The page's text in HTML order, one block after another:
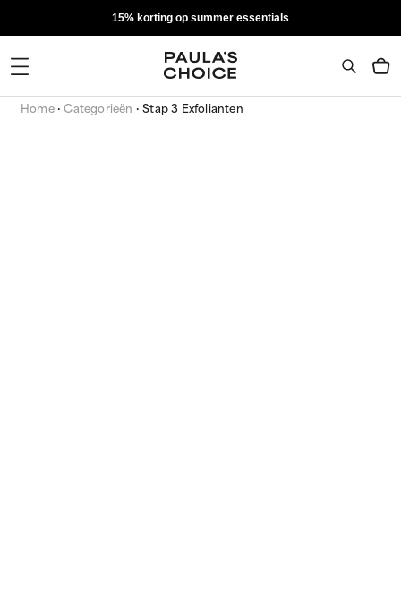
15% korting op summer essentials
Home Categorieën Stap 3 Exfolianten